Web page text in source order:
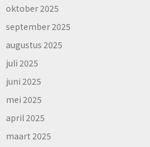
oktober 2025
september 2025
augustus 2025
juli 2025
juni 2025
mei 2025
april 2025
maart 2025